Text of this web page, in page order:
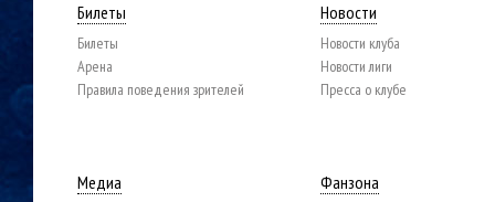
Билеты
Билеты
Арена
Правила поведения зрителей
Новости
Новости клуба
Новости лиги
Пресса о клубе
Медиа Фанзона